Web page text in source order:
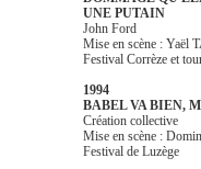
UNE PUTAIN
John Ford
Mise en scène : Yaël
Festival Corrèze et
1994
BABEL VA BIEN,
Création collective
Mise en scène :
Festival de Luzège